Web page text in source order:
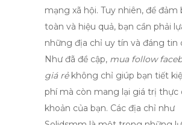
mạng xã hội. Tuy nhiên, để đảm
toàn và hiệu quả, bạn cần phải
những địa chỉ uy tín và đáng tin
Như đã đề cập, mua follow
giá rẻkhông chỉ giúp bạn tiết
phí mà còn mang lại giá trị thực
khoản của bạn. Các địa chỉ như